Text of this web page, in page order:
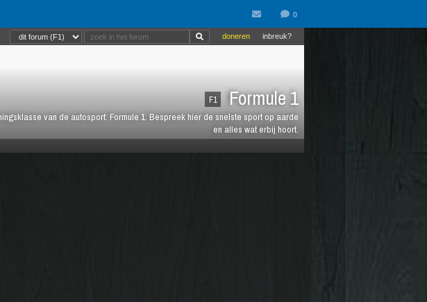
F1 Formule 1
van de autosport: Formule 1. Bespreek hier de snelste sport op aarde
en alles wat erbij hoort.
inbreuk?
doneren